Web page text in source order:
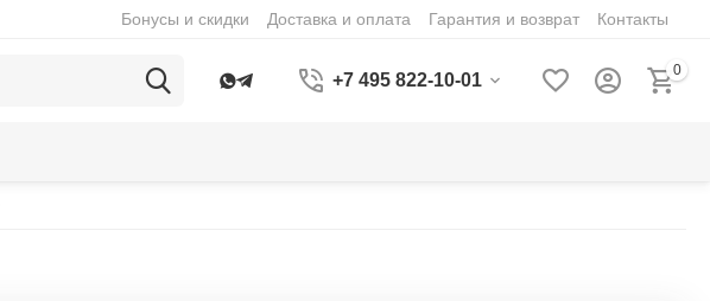
Бонусы и скидки Доставка и оплата Гарантия и возврат Контакты
+7 495 822-10-01 0